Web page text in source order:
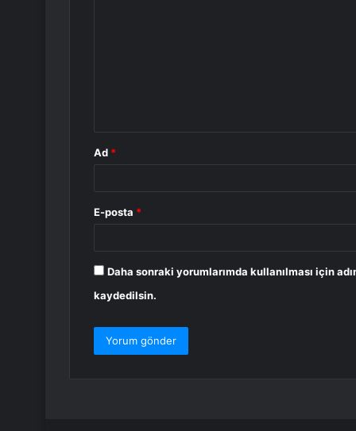
Ad *
E-posta *
Daha sonraki yorumlarımda kullanılması için
kaydedilsin.